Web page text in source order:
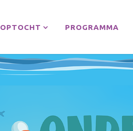
OPTOCHT PROGRAMMA